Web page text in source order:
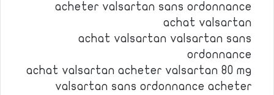
acheter valsartan sans ordonnance
achat valsartan
achat valsartan valsartan sans
ordonnance
achat valsartan acheter valsartan 80 mg
valsartan sans ordonnance acheter